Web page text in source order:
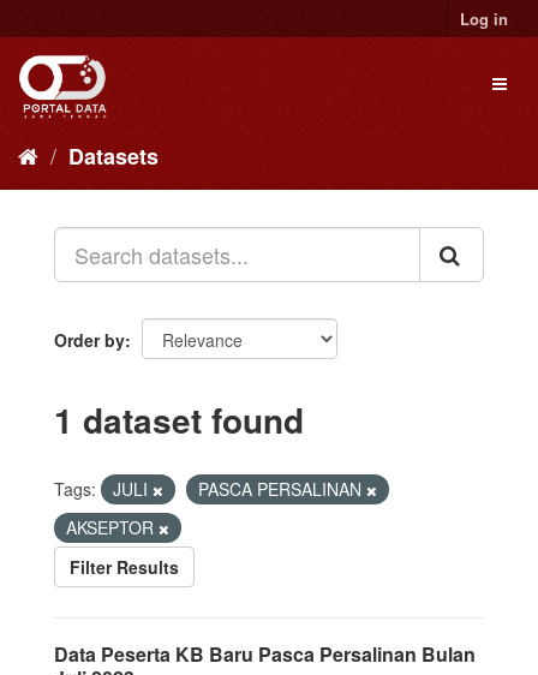
to
content
Log in
Datasets
Order by
1 dataset found
Tags: JULI
PASCA PERSALINAN
AKSEPTOR
Filter Results
Data Peserta KB Baru Pasca Persalinan Bulan